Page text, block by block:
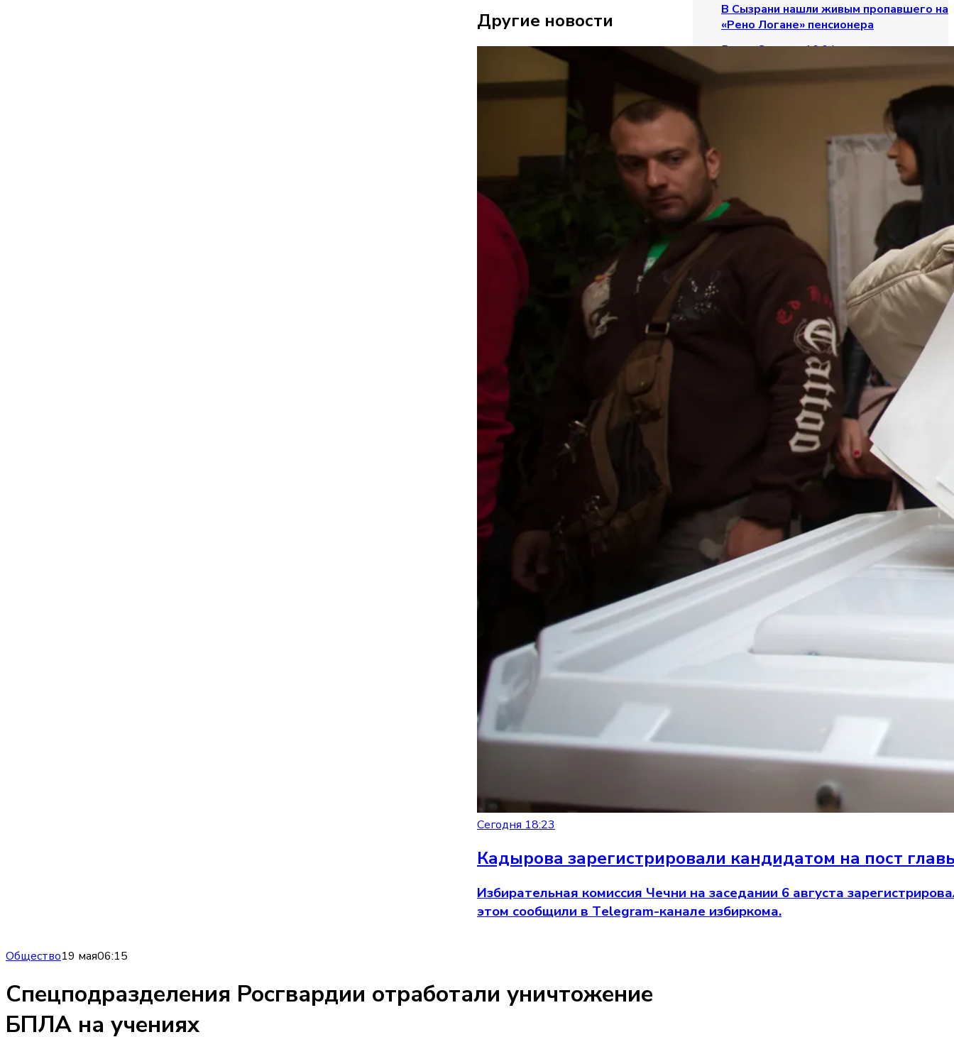
В Сызрани нашли живым пропавшего на
«Рено Логане» пенсионера
ВажноСегодня 16:04
В российских вузах появятся 62 тысячи
дополнительных бюджетных мест
Самарскую область ждут
экстремальные температурные качели
Химик Нелтнер предупредил об
опасности горячей воды из-под крана
В Тюмени возбудили дело после
падения девушки с аттракциона
Другие новости
Сегодня 18:23
Кадырова зарегистрировали кандидатом на пост
Избирательная комиссия Чечни на заседании 6 августа
этом сообщили в Tеlegram-канале избиркома.
Общество19 мая06:15
Спецподразделения Росгвардии отработали уничтожение
БПЛА на учениях